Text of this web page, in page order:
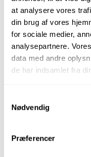
at analysere vores
din brug af vores
for sociale medier,
analysepartnere.
data med andre
de har indsamlet fra
Nødvendig
Præferencer
kr.60,00